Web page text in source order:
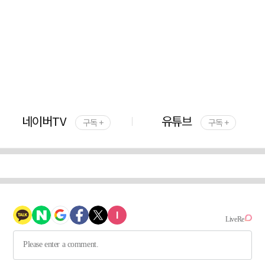
네이버TV 구독 + 유튜브 구독 +